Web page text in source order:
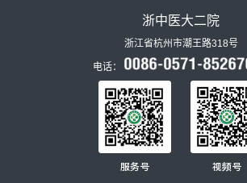
浙中医大二院
浙江省杭州市潮王路318号
电话：
服务号 视频号